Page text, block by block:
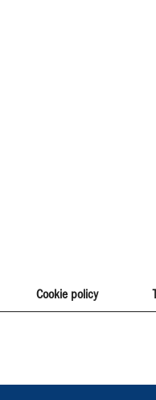
Cookie policy